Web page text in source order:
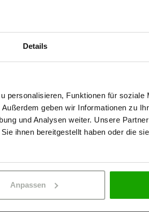
Details
personalisieren, Funktionen für soziale
geben wir Informationen zu
und Analysen weiter. Unsere
ihnen bereitgestellt haben oder die
Anpassen
bin. Alle Preise werden netto
PRIVATPERSON